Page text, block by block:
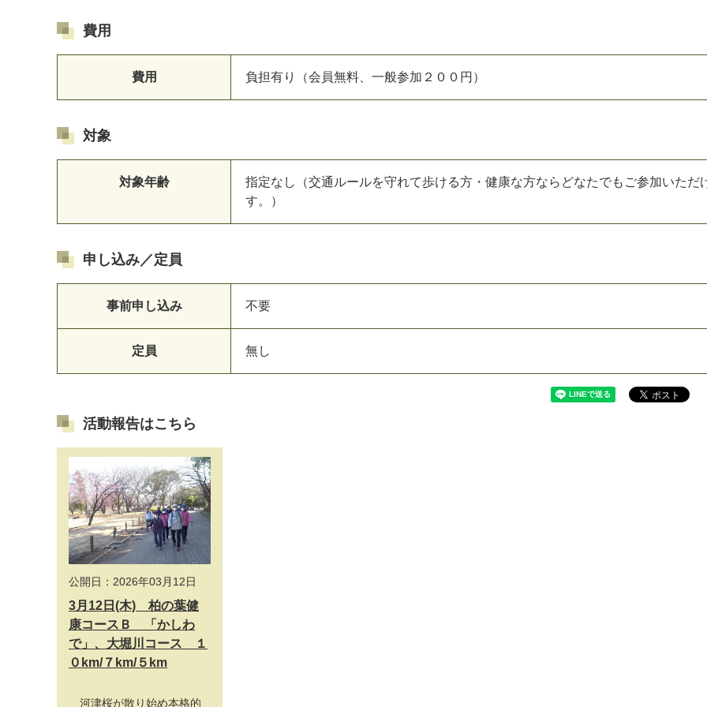
費用
費用 負担有り（会員無料、一般参加２００円）
対象
対象年齢
指定なし（交通ルールを守れて歩ける方・健康な方ならどなたでもご参加いただ
す。）
申し込み／定員
事前申し込み 不要
定員 無し
活動報告はこちら
公開日：2026年03月12日
3月12日(木) 柏の葉健
康コースＢ 「かしわ
で」、大堀川コース １
０km/７km/５km
河津桜が散り始め本格的